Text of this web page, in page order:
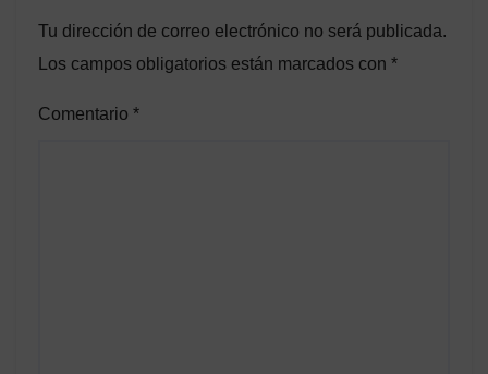
Tu dirección de correo electrónico no será publicada.
Los campos obligatorios están marcados con *
Comentario *